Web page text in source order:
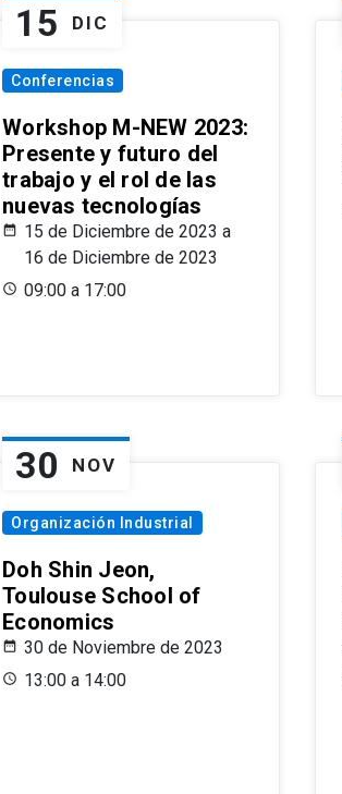
15 DIC
Conferencias
Workshop M-NEW 2023:
Presente y futuro del
trabajo y el rol de las
nuevas tecnologías
15 de Diciembre de 2023 a
16 de Diciembre de 2023
09:00 a 17:00
30 NOV
Organización Industrial
Doh Shin Jeon,
Toulouse School of
Economics
30 de Noviembre de 2023
13:00 a 14:00